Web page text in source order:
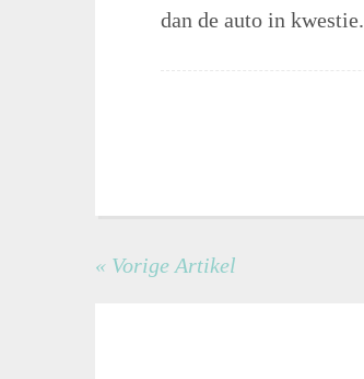
dan de auto in kwestie.
« Vorige Artikel